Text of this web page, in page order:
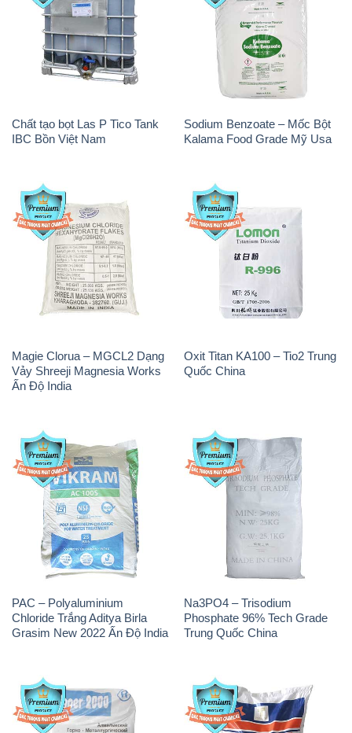
Chất tạo bọt Las P Tico Tank
IBC Bồn Việt Nam
Sodium Benzoate – Mốc Bột
Kalama Food Grade Mỹ Usa
Magie Clorua – MGCL2 Dạng
Vảy Shreeji Magnesia Works
Ấn Độ India
Oxit Titan KA100 – Tio2 Trung
Quốc China
PAC – Polyaluminium
Chloride Trắng Aditya Birla
Grasim New 2022 Ấn Độ India
Na3PO4 – Trisodium
Phosphate 96% Tech Grade
Trung Quốc China